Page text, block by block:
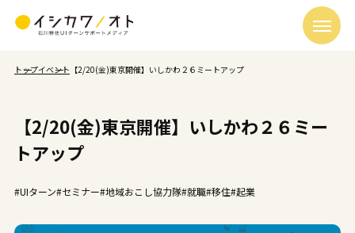
トップイベント 【2/20(金)東京開催】いしかわ２６ミートアップ
【2/20(金)東京開催】いしかわ２６ミー
トアップ
#UIターン#セミナー#地域おこし協力隊#就職#移住#起業